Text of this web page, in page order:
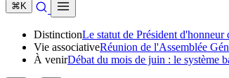
⌘ K
DistinctionLe statut de Président
Vie associativeRéunion de l'Assemblée
À venirDébat du mois de juin : le système